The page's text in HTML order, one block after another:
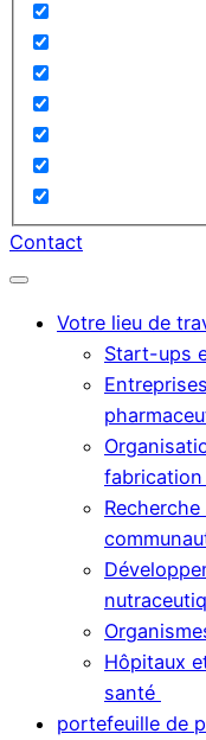
Contact
Votre lieu de
Start-ups
Hôpitaux
santé
portefeuille de